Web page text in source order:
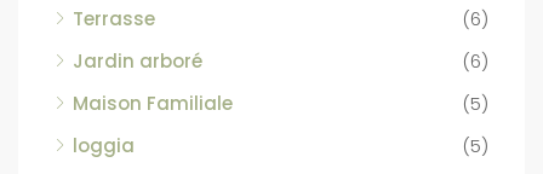
Terrasse
(6)
Jardin arboré
(6)
Maison Familiale
(5)
loggia
(5)